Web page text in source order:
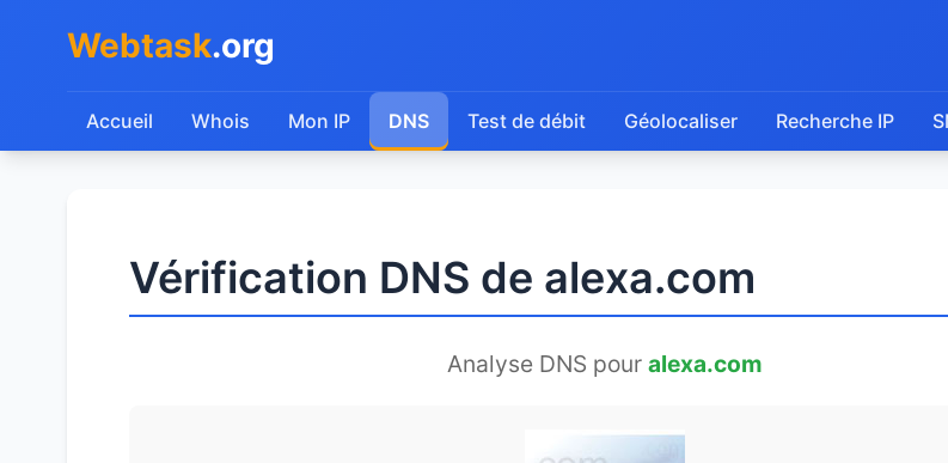
Webtask.org
Accueil Whois Mon IP DNS Test de débit Géolocaliser Recherche IP
Vérification DNS de alexa.com
Analyse DNS pour alexa.com